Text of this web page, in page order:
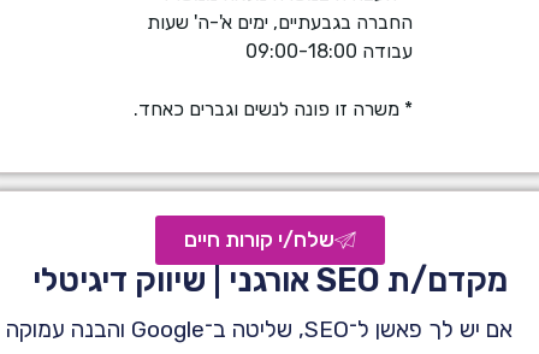
החברה בגבעתיים, ימים א'-ה' שעות
עבודה 09:00-18:00
* משרה זו פונה לנשים וגברים כאחד.
מקדם/ת SEO אורגני | שיווק דיגיטלי
שלח/י קורות חיים
אם יש לך פאשן ל־SEO, שליטה ב־Google והבנה עמוקה